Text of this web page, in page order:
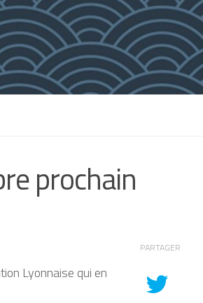
prochain
Lyonnaise qui en
PARTAGER